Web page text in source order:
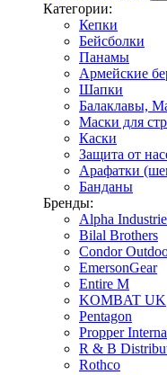
Категории:
Кепки
Бейсболки
Панамы
Армейские
Шапки
Балаклавы,
Маски для
Каски
Защита от
Арафатки
Банданы
Бренды:
Alpha
Bilal Brothers
Condor
EmersonGear
Entire M
KOMBAT UK
Pentagon
Propper
R & B
Rothco